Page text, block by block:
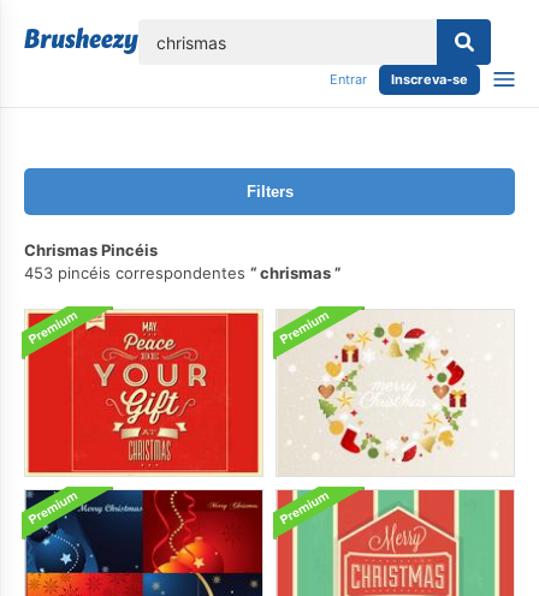
Entrar Inscreva-se
Filters
Chrismas Pincéis
453 pincéis correspondentes
chrismas